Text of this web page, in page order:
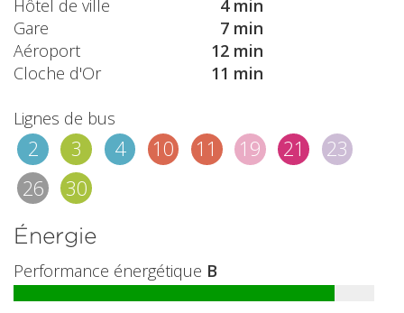
Hôtel de ville
4 min
Gare
7 min
Aéroport
12 min
Cloche d'Or
11 min
Lignes de bus
2 3 4 10 11 19 21
23
26
30
Énergie
Performance énergétique B